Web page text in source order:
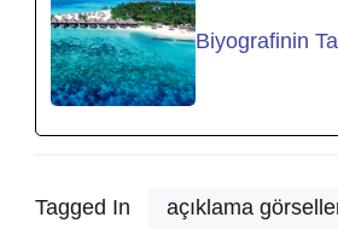
Biyografinin
Tagged In açıklama